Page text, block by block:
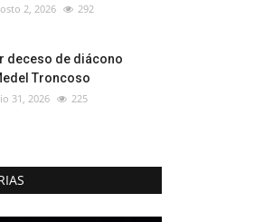
2, 2026 292
deceso de diácono
Troncoso
31, 2026 225